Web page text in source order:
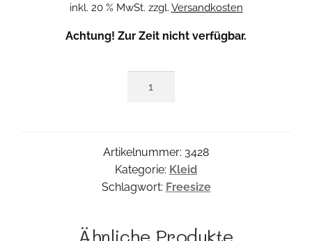
inkl. 20 % MwSt. zzgl. Versandkosten
Achtung! Zur Zeit nicht verfügbar.
Artikelnummer: 3428
Kategorie: Kleid
Schlagwort: Freesize
Ähnliche Produkte